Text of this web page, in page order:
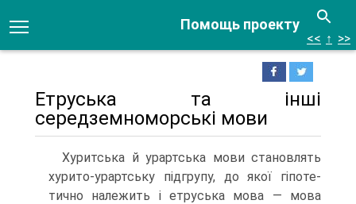
Помощь проекту
<< ↑ >>
Етруська та інші
середземноморські мови
Хуритська й урартська мови становлять
хурито-урартську підгрупу, до якої гіпоте­
тично належить і етруська мова — мова